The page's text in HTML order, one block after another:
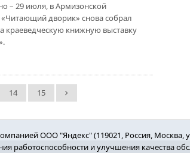
– 29 июля, в Армизонской
дворик» снова собрал
краеведческую книжную выставку
14 15
ООО "Яндекс" (119021, Россия, Москва,
работоспособности и улучшения качества